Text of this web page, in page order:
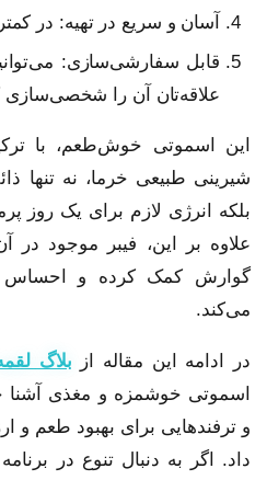
آسان و سریع در تهیه: در کمتر از ۵ دقیقه آماده
قابل سفارشی‌سازی:
علاقه‌تان آن را شخصی‌سازی
این اسموتی خوش‌طعم، با
شیرینی طبیعی خرما، نه تنها
بلکه انرژی لازم برای یک روز
علاوه بر این، فیبر موجود در
گوارش کمک کرده و احساس
می‌کند.
در ادامه این مقاله از بلاگ
اسموتی خوشمزه و مغذی آشنا
و ترفندهایی برای بهبود طعم و
داد. اگر به دنبال تنوع در